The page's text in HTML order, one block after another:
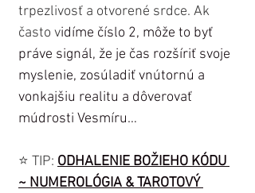
trpezlivosť a otvorené srdce. Ak
často vidíme číslo 2, môže to byť
práve signál, že je čas rozšíriť svoje
myslenie, zosúladiť vnútornú a
vonkajšiu realitu a dôverovať
múdrosti Vesmíru…
⭐️ TIP: ODHALENIE BOŽIEHO KÓDU
~ NUMEROLÓGIA & TAROTOVÝ